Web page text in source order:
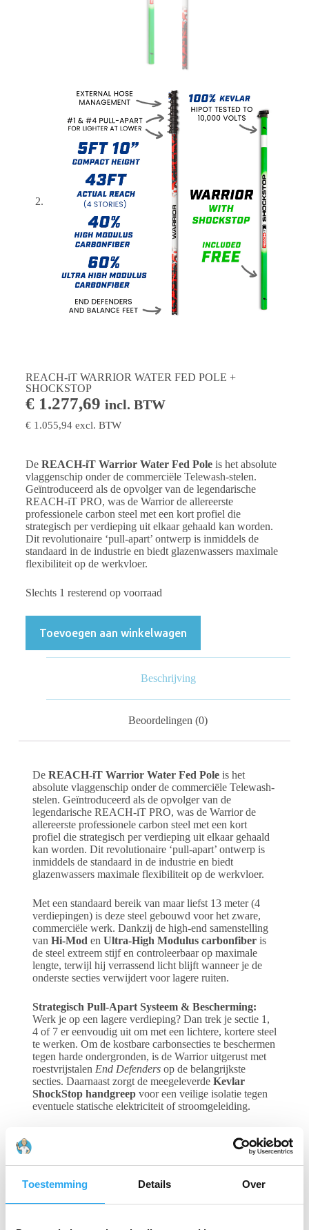
Toestemming Details Over
REACH-iT WARRIOR WATER FED POLE +
SHOCKSTOP
€1.277,69 incl. BTW
€1.055,94excl. BTW
De REACH-iT Warrior Water Fed Poleis het absolute
vlaggenschip onder de commerciële Telewash-stelen.
Geïntroduceerd als de opvolger van de legendarische
REACH-iT PRO, was de Warrior de allereerste
professionele carbon steel met een kort profiel die
strategisch per verdieping uit elkaar gehaald kan worden.
Dit revolutionaire ‘pull-apart’ ontwerp is inmiddels de
standaard in de industrie en biedt glazenwassers maximale
flexibiliteit op de werkvloer.
Slechts 1 resterend op voorraad
Toevoegen aan winkelwagen
Beschrijving
Beoordelingen (0)
De REACH-iT Warrior Water Fed Poleis het
absolute vlaggenschip onder de commerciële Telewash-
stelen. Geïntroduceerd als de opvolger van de
legendarische REACH-iT PRO, was de Warrior de
allereerste professionele carbon steel met een kort
profiel die strategisch per verdieping uit elkaar gehaald
kan worden. Dit revolutionaire ‘pull-apart’ ontwerp is
inmiddels de standaard in de industrie en biedt
glazenwassers maximale flexibiliteit op de werkvloer.
Met een standaard bereik van maar liefst 13 meter (4
verdiepingen) is deze steel gebouwd voor het zware,
commerciële werk. Dankzij de high-end samenstelling
van Hi-Mod en Ultra-High Modulus carbonfiberis
de steel extreem stijf en controleerbaar op maximale
lengte, terwijl hij verrassend licht blijft wanneer je de
onderste secties verwijdert voor lagere ruiten.
Strategisch Pull-Apart Systeem & Bescherming:
Werk je op een lagere verdieping? Dan trek je sectie 1,
4 of 7 er eenvoudig uit om met een lichtere, kortere steel
te werken. Om de kostbare carbonsecties te beschermen
tegen harde ondergronden, is de Warrior uitgerust met
roestvrijstalen End Defendersop de belangrijkste
secties. Daarnaast zorgt de meegeleverde Kevlar
ShockStop handgreepvoor een veilige isolatie tegen
eventuele statische elektriciteit of stroomgeleiding.
Uitzonderlijke Stijfheid:Gemaakt van de
Ultra-High Mod), wat doorbuigen op grote
hoogte tot een absoluut minimum beperkt.